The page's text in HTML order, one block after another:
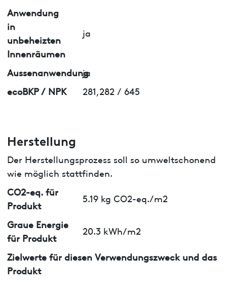
Anwendung
in
unbeheizten
Innenräumen
ja
Aussenanwendung
ja
ecoBKP / NPK
281,282 / 645
Herstellung
Der Herstellungsprozess soll so umweltschonend
wie möglich stattfinden.
CO2-eq. für
Produkt
5.19 kg CO2-eq./m2
Graue Energie
für Produkt
20.3 kWh/m2
Zielwerte für diesen Verwendungszweck und das
Produkt